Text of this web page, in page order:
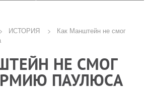
ИСТОРИЯ
Как Манштейн не смог
НЕ СМОГ
ПАУЛЮСА